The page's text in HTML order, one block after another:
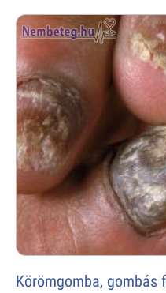
Körömgomba, gombás